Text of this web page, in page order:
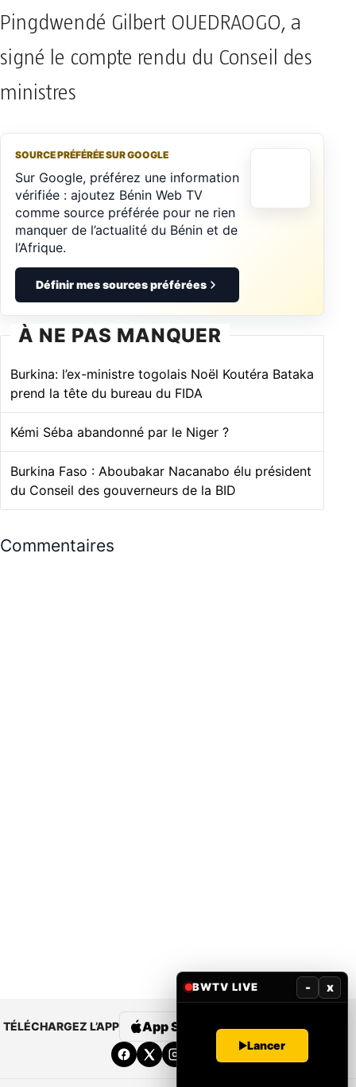
Pingdwendé Gilbert OUEDRAOGO, a
signé le compte rendu du Conseil des
ministres
SOURCE PRÉFÉRÉE SUR GOOGLE
Sur Google, préférez une information
vérifiée : ajoutez Bénin Web TV
comme source préférée pour ne rien
manquer de l’actualité du Bénin et de
l’Afrique.
Définir mes sources préférées
À NE PAS MANQUER
Burkina: l’ex-ministre togolais Noël Koutéra Bataka
prend la tête du bureau du FIDA
Kémi Séba abandonné par le Niger ?
Burkina Faso : Aboubakar Nacanabo élu président
du Conseil des gouverneurs de la BID
Commentaires
TÉLÉCHARGEZ L’APP App Store Google Play
BWTV LIVE - x
Lancer